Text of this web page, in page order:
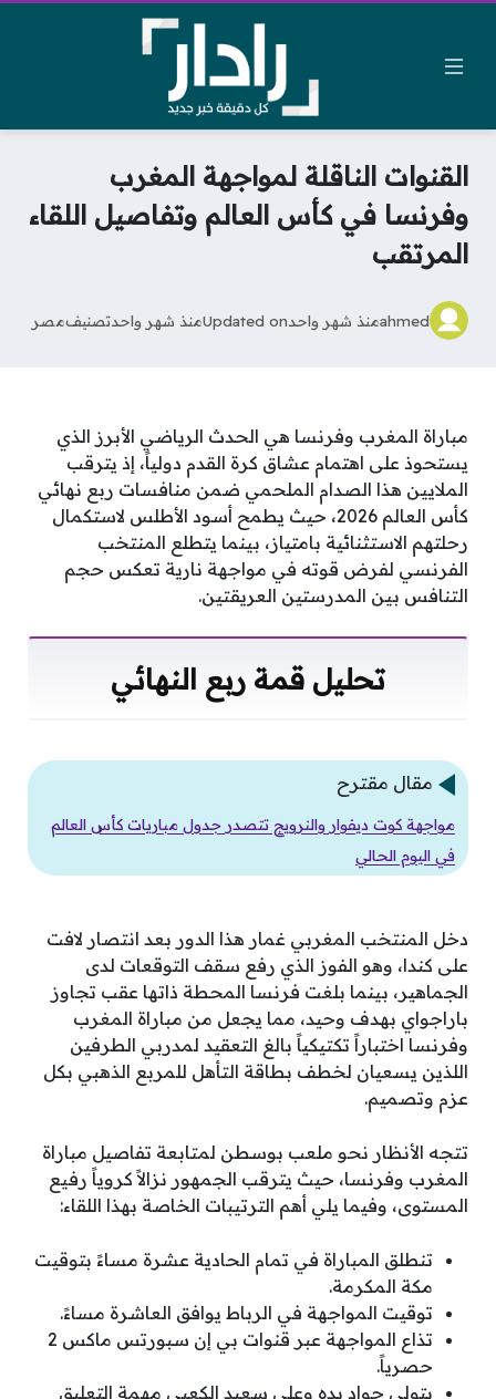
القنوات الناقلة لمواجهة المغرب
وفرنسا في كأس العالم وتفاصيل اللقاء
المرتقب
ahmedمنذ شهر واحدUpdated onمنذ شهر واحدتصنيفمصر
مباراة المغرب وفرنسا هي الحدث الرياضي الأبرز الذي
يستحوذ على اهتمام عشاق كرة القدم دولياً، إذ يترقب
الملايين هذا الصدام الملحمي ضمن منافسات ربع نهائي
كأس العالم 2026، حيث يطمح أسود الأطلس لاستكمال
رحلتهم الاستثنائية بامتياز، بينما يتطلع المنتخب
الفرنسي لفرض قوته في مواجهة نارية تعكس حجم
التنافس بين المدرستين العريقتين.
تحليل قمة ربع النهائي
مقال مقترح
مواجهة كوت ديفوار والنرويج تتصدر جدول مباريات كأس العالم
في اليوم الحالي
دخل المنتخب المغربي غمار هذا الدور بعد انتصار لافت
على كندا، وهو الفوز الذي رفع سقف التوقعات لدى
الجماهير، بينما بلغت فرنسا المحطة ذاتها عقب تجاوز
باراجواي بهدف وحيد، مما يجعل من مباراة المغرب
وفرنسا اختباراً تكتيكياً بالغ التعقيد لمدربي الطرفين
اللذين يسعيان لخطف بطاقة التأهل للمربع الذهبي بكل
عزم وتصميم.
تتجه الأنظار نحو ملعب بوسطن لمتابعة تفاصيل مباراة
المغرب وفرنسا، حيث يترقب الجمهور نزالاً كروياً رفيع
المستوى، وفيما يلي أهم الترتيبات الخاصة بهذا اللقاء:
تنطلق المباراة في تمام الحادية عشرة مساءً بتوقيت
مكة المكرمة.
توقيت المواجهة في الرباط يوافق العاشرة مساءً.
تذاع المواجهة عبر قنوات بي إن سبورتس ماكس 2
حصرياً.
يتولى جواد بده وعلي سعيد الكعبي مهمة التعليق